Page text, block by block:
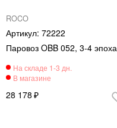
ROCO
72222
Паровоз OBB 052, 3-4 эпоха
28 178